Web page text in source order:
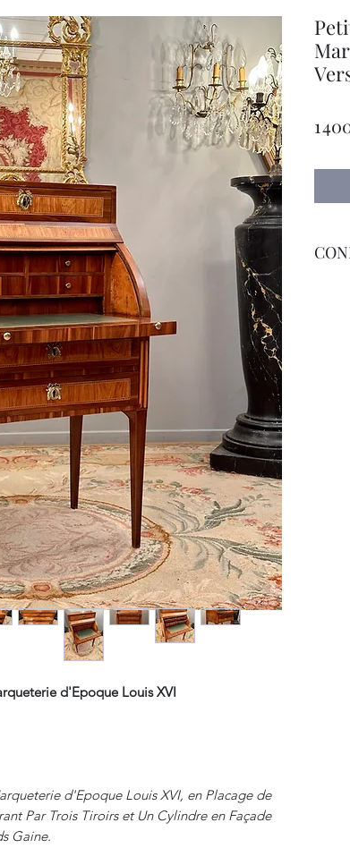
d'Epoque Louis XVI
d'Epoque Louis XVI, en Placage de
Par Trois Tiroirs et Un Cylindre en Façade
Gaine.
1